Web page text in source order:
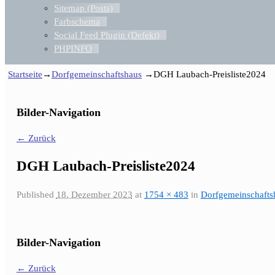
Sitemap (Posts)
Farbschema
Social Feed Plugin (Defekt)
PHPINFO
Startseite →Dorfgemeinschaftshaus →DGH Laubach-Preisliste2024
Bilder-Navigation
← Zurück
DGH Laubach-Preisliste2024
Published 18. Dezember 2023 at 1754 × 483 in
Bilder-Navigation
← Zurück